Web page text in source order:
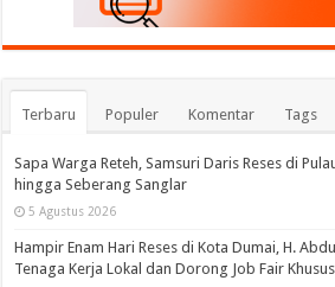
Terbaru Populer Komentar Tags
Sapa Warga Reteh, Samsuri Daris Reses di
hingga Seberang Sanglar
5 Agustus 2026
Hampir Enam Hari Reses di Kota Dumai, H.
Tenaga Kerja Lokal dan Dorong Job Fair